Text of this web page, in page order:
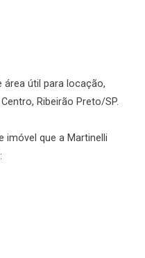
área útil para locação,
Ribeirão Preto/SP.
imóvel que a Martinelli